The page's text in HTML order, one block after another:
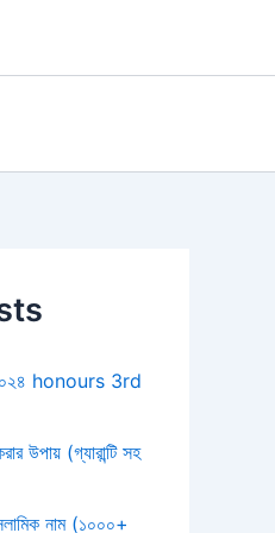
২০২৪ honours 3rd
উপায় (গ্যারান্টি সহ
নাম (১০০০+